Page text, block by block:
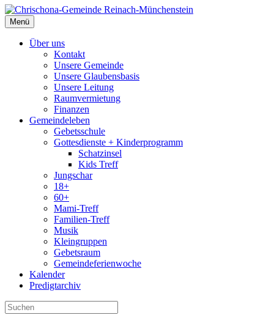
Menü
Über uns
Kontakt
Unsere Gemeinde
Unsere Glaubensbasis
Unsere Leitung
Raumvermietung
Finanzen
Gemeindeleben
Gebetsschule
Gottesdienste + Kinderprogramm
Schatzinsel
Kids Treff
Jungschar
18+
60+
Mami-Treff
Familien-Treff
Musik
Kleingruppen
Gebetsraum
Gemeindeferienwoche
Kalender
Predigtarchiv